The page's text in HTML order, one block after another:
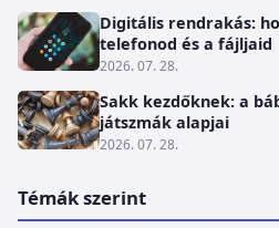
Digitális rendrakás:
telefonod és a fájljaid
2026. 07. 28.
Sakk kezdőknek: a
játszmák alapjai
2026. 07. 28.
Témák szerint